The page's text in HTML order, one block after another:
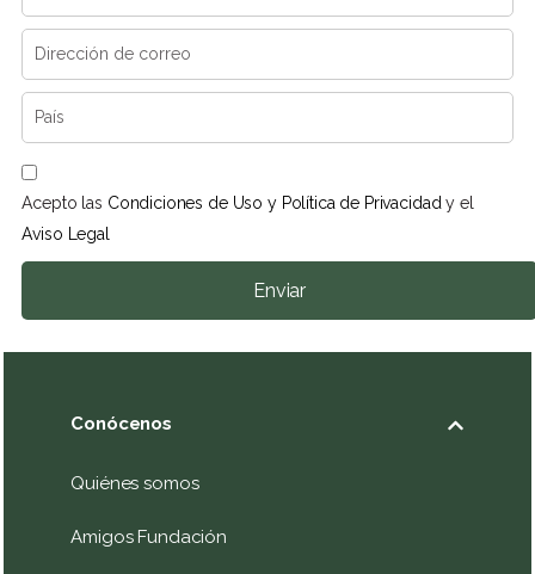
Acepto las Condiciones de Uso y Política de Privacidady el
Aviso Legal
Enviar
Conócenos
Quiénes somos
Amigos Fundación